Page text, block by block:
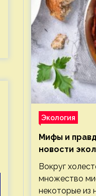
Экология
Мифы и
новости
Вокруг
множество
некоторые из